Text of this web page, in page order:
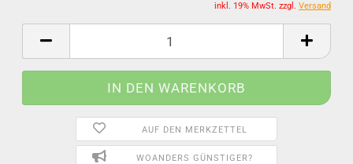
inkl. 19% MwSt. zzgl. Versand
AUF DEN MERKZETTEL
WOANDERS GÜNSTIGER?